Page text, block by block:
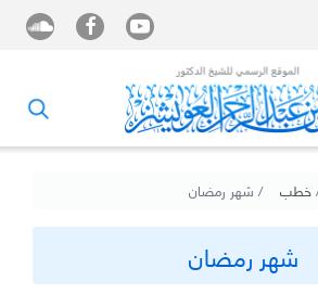
خطب شهر رمضان
شهر رمضان